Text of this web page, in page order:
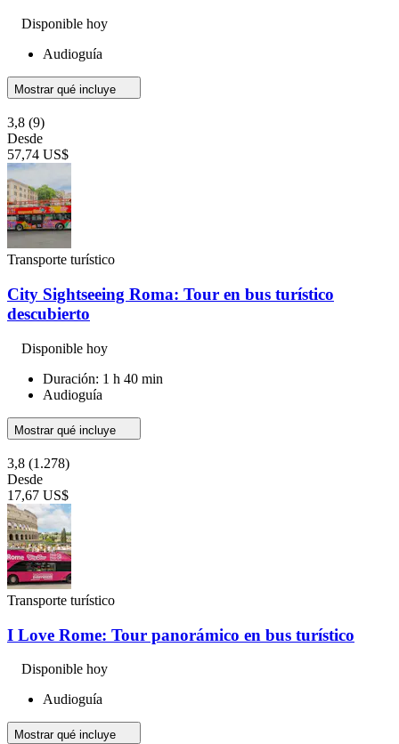
Disponible hoy
Audioguía
Mostrar qué incluye
3,8 (9)
Desde
57,74 US$
Transporte turístico
City Sightseeing Roma: Tour en bus turístico
descubierto
Disponible hoy
Duración: 1 h 40 min
Audioguía
Mostrar qué incluye
3,8 (1.278)
Desde
17,67 US$
Transporte turístico
I Love Rome: Tour panorámico en bus turístico
Disponible hoy
Audioguía
Mostrar qué incluye